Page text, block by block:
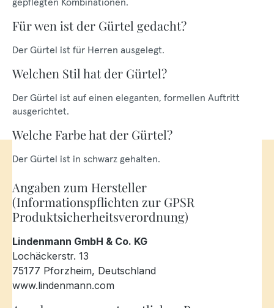
Für wen ist der Gürtel gedacht?
Der Gürtel ist für Herren ausgelegt.
Welchen Stil hat der Gürtel?
Der Gürtel ist auf einen eleganten, formellen Auftritt
ausgerichtet.
Welche Farbe hat der Gürtel?
Der Gürtel ist in schwarz gehalten.
Angaben zum Hersteller
(Informationspflichten zur GPSR
Produktsicherheitsverordnung)
Lindenmann GmbH & Co. KG
Lochäckerstr. 13
75177 Pforzheim, Deutschland
www.lindenmann.com